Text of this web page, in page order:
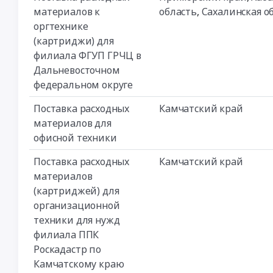
материалов к
оргтехнике
(картриджи) для
филиала ФГУП ГРЧЦ в
Дальневосточном
федеральном округе
область, Сахалинская
Поставка расходных
материалов для
офисной техники
Камчатский край
Поставка расходных
материалов
(картриджей) для
организационной
техники для нужд
филиала ППК
Роскадастр по
Камчатскому краю
Камчатский край